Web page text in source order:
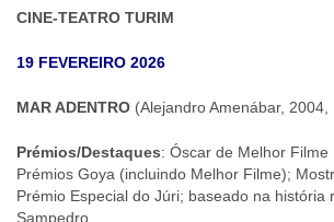
CINE-TEATRO TURIM
19 FEVEREIRO 2026
MAR ADENTRO (Alejandro Amenábar, 2004,
Prémios/Destaques: Óscar de Melhor Filme
Prémios Goya (incluindo Melhor Filme);
Prémio Especial do Júri; baseado na história
Sampedro